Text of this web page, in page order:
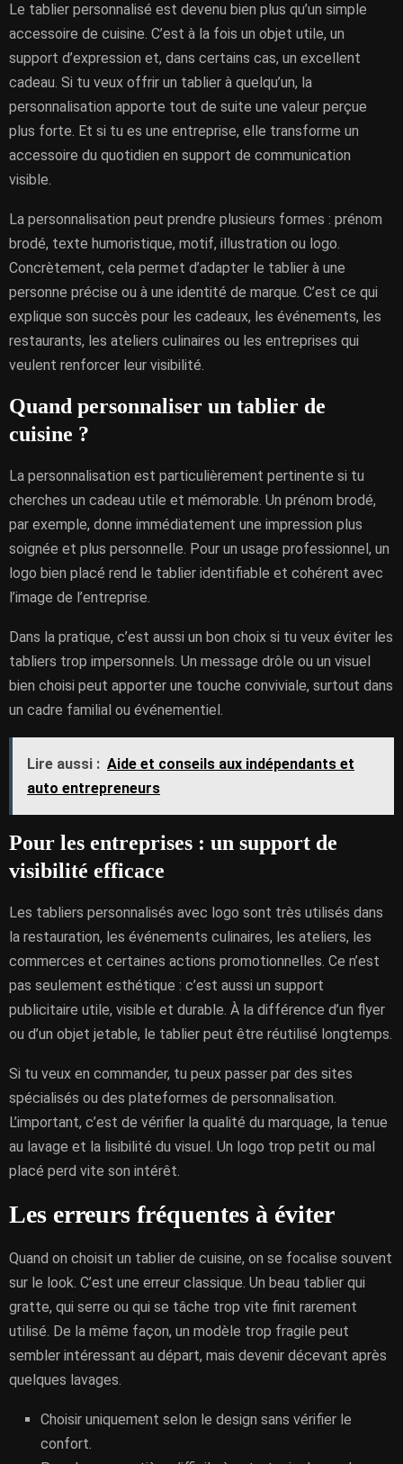
Le tablier personnalisé est devenu bien plus qu’un simple
accessoire de cuisine. C’est à la fois un objet utile, un
support d’expression et, dans certains cas, un excellent
cadeau. Si tu veux offrir un tablier à quelqu’un, la
personnalisation apporte tout de suite une valeur perçue
plus forte. Et si tu es une entreprise, elle transforme un
accessoire du quotidien en support de communication
visible.
La personnalisation peut prendre plusieurs formes : prénom
brodé, texte humoristique, motif, illustration ou logo.
Concrètement, cela permet d’adapter le tablier à une
personne précise ou à une identité de marque. C’est ce qui
explique son succès pour les cadeaux, les événements, les
restaurants, les ateliers culinaires ou les entreprises qui
veulent renforcer leur visibilité.
Quand personnaliser un tablier de
cuisine ?
La personnalisation est particulièrement pertinente si tu
cherches un cadeau utile et mémorable. Un prénom brodé,
par exemple, donne immédiatement une impression plus
soignée et plus personnelle. Pour un usage professionnel, un
logo bien placé rend le tablier identifiable et cohérent avec
l’image de l’entreprise.
Dans la pratique, c’est aussi un bon choix si tu veux éviter les
tabliers trop impersonnels. Un message drôle ou un visuel
bien choisi peut apporter une touche conviviale, surtout dans
un cadre familial ou événementiel.
Lire aussi : Aide et conseils aux indépendants et
auto entrepreneurs
Pour les entreprises : un support de
visibilité efficace
Les tabliers personnalisés avec logo sont très utilisés dans
la restauration, les événements culinaires, les ateliers, les
commerces et certaines actions promotionnelles. Ce n’est
pas seulement esthétique : c’est aussi un support
publicitaire utile, visible et durable. À la différence d’un flyer
ou d’un objet jetable, le tablier peut être réutilisé longtemps.
Si tu veux en commander, tu peux passer par des sites
spécialisés ou des plateformes de personnalisation.
L’important, c’est de vérifier la qualité du marquage, la tenue
au lavage et la lisibilité du visuel. Un logo trop petit ou mal
placé perd vite son intérêt.
Les erreurs fréquentes à éviter
Quand on choisit un tablier de cuisine, on se focalise souvent
sur le look. C’est une erreur classique. Un beau tablier qui
gratte, qui serre ou qui se tâche trop vite finit rarement
utilisé. De la même façon, un modèle trop fragile peut
sembler intéressant au départ, mais devenir décevant après
quelques lavages.
Choisir uniquement selon le design sans vérifier le
confort.